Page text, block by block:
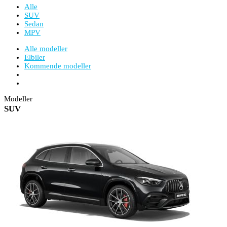
Alle
SUV
Sedan
MPV
Alle modeller
Elbiler
Kommende modeller
Modeller
SUV